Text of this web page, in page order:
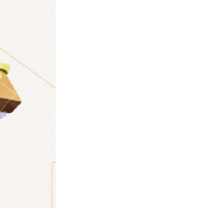
ト｜コンテックス